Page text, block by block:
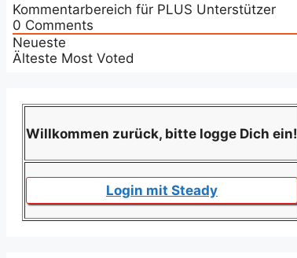
Kommentarbereich für PLUS Unterstützer
0 Comments
Neueste
Älteste Most Voted
Willkommen zurück, bitte logge Dich ein!
Login mit Steady